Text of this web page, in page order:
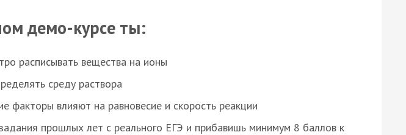
демо-курсе ты:
расписывать вещества на ионы
среду раствора
факторы влияют на равновесие и скорость реакции
прошлых лет с реального ЕГЭ и прибавишь минимум 8 баллов к